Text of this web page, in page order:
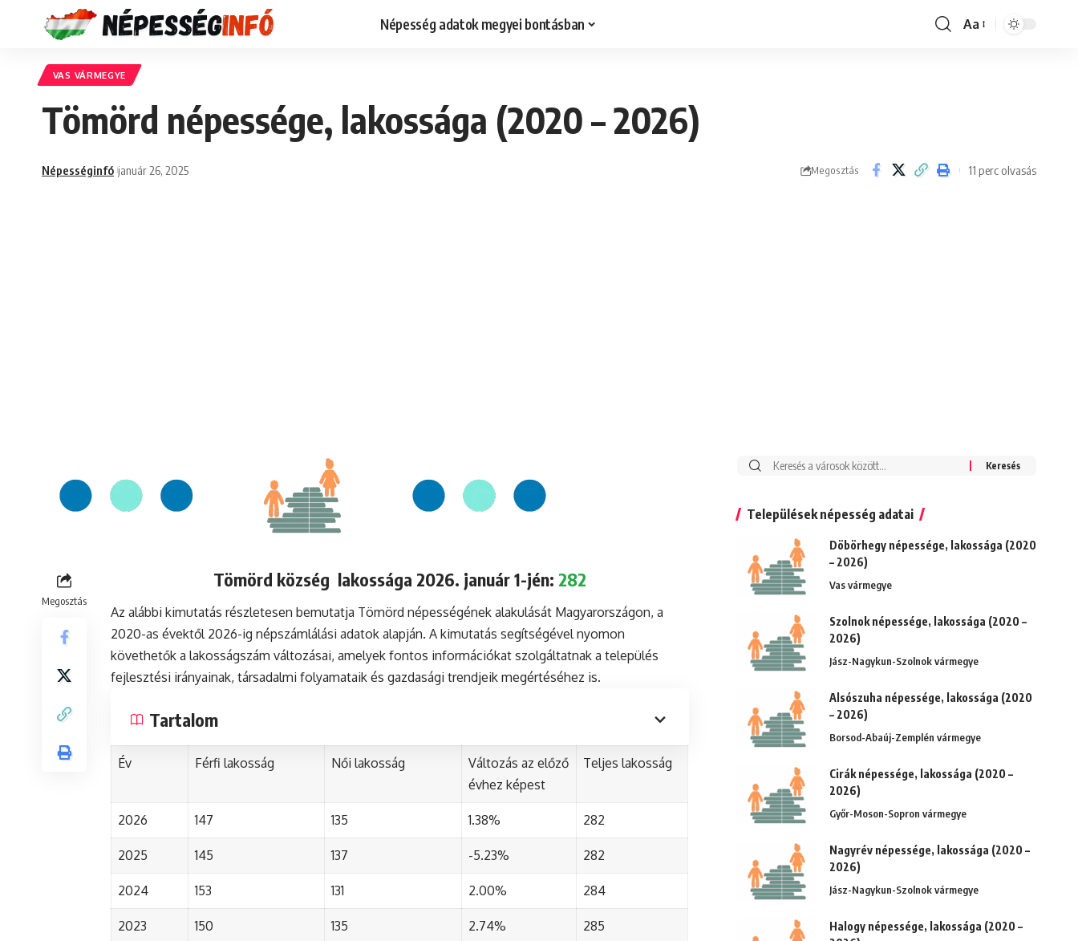
Népesség adatok megyei bontásban
Font
Aa
VAS VÁRMEGYE
Tömörd népessége, lakossága (2020 – 2026)
Népességinfó január 26, 2025 Megosztás 11 perc olvasás
Megosztás
Tömörd község lakossága 2026. január 1-jén: 282
Az alábbi kimutatás részletesen bemutatja Tömörd népességének alakulását Magyarországon, a
2020-as évektől 2026-ig népszámlálási adatok alapján. A kimutatás segítségével nyomon
követhetők a lakosságszám változásai, amelyek fontos információkat szolgáltatnak a település
fejlesztési irányainak, társadalmi folyamataik és gazdasági trendjeik megértéséhez is.
Tartalom
Év Férfi lakosság Női lakosság
Változás az előző
évhez képest
Teljes lakosság
2026 147 135 1.38% 282
2025 145 137 -5.23% 282
2024 153 131 2.00% 284
2023 150 135 2.74% 285
Keresés:
Települések népesség adatai
Döbörhegy népessége, lakossága (2020
– 2026)
Vas vármegye
Szolnok népessége, lakossága (2020 –
2026)
Jász-Nagykun-Szolnok vármegye
Alsószuha népessége, lakossága (2020
– 2026)
Borsod-Abaúj-Zemplén vármegye
Cirák népessége, lakossága (2020 –
2026)
Győr-Moson-Sopron vármegye
Nagyrév népessége, lakossága (2020 –
2026)
Jász-Nagykun-Szolnok vármegye
Halogy népessége, lakossága (2020 –